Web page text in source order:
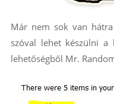
Már nem sok van hátra
szóval lehet készülni
lehetőségből Mr.